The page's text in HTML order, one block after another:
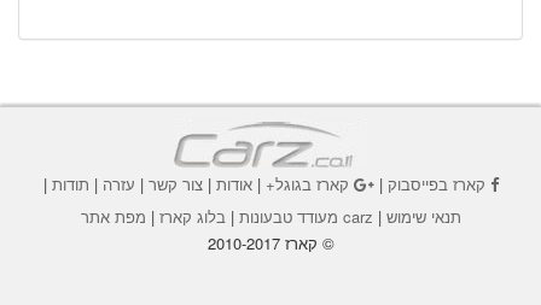
קארז בפייסבוק| קארז בגוגל+|אודות |צור קשר | עזרה | תודות |
תנאי שימוש | carz מעודד טבעונות |בלוג קארז | מפת אתר
© קארז 2010-2017